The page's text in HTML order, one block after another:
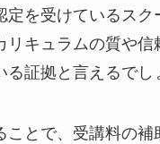
定を受けているスク
リキュラムの質や信
証拠と言えるでし
ことで、受講料の補